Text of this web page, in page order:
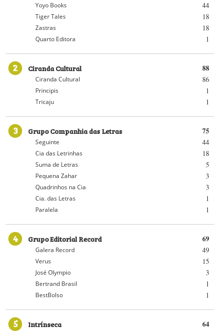
44
Yoyo Books
18
Tiger Tales
18
Zastras
1
Quarto Editora
2 88
Ciranda Cultural
86
Ciranda Cultural
1
Principis
1
Tricaju
3 75
Grupo Companhia das Letras
44
Seguinte
18
Cia das Letrinhas
5
Suma de Letras
3
Pequena Zahar
3
Quadrinhos na Cia
1
Cia. das Letras
1
Paralela
4 69
Grupo Editorial Record
49
Galera Record
15
Verus
3
José Olympio
1
Bertrand Brasil
1
BestBolso
5 64
Intrínseca